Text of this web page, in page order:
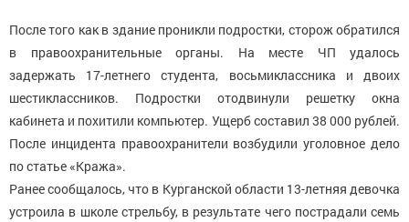
После того как в здание проникли подростки, сторож обратился
в правоохранительные органы. На месте ЧП удалось
задержать 17-летнего студента, восьмиклассника и двоих
шестиклассников. Подростки отодвинули решетку окна
кабинета и похитили компьютер. Ущерб составил 38 000 рублей.
После инцидента правоохранители возбудили уголовное дело
по статье «Кража».
Ранее сообщалось, что в Курганской области 13-летняя девочка
устроила в школе стрельбу, в результате чего пострадали семь